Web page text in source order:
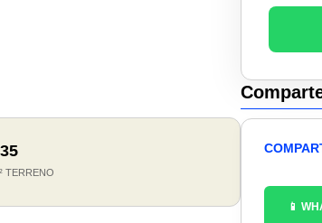
TERRENO
📱